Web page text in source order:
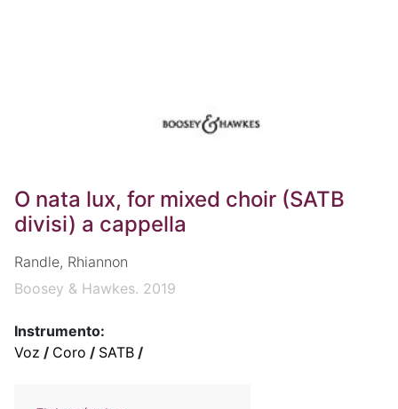
O nata lux, for mixed choir (SATB
divisi) a cappella
Randle, Rhiannon
Boosey & Hawkes. 2019
Instrumento:
Voz / Coro / SATB /